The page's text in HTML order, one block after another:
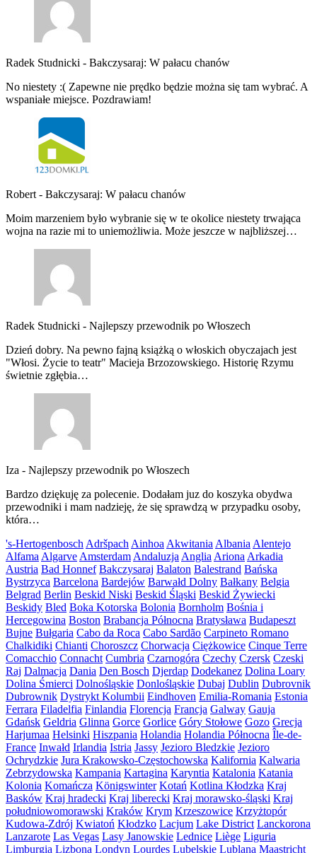
Radek Studnicki - Bakczysaraj: W pałacu chanów
No niestety :( Zapewne nie prędko będzie można się tam wybrać. A
wspaniałe miejsce. Pozdrawiam!
Robert - Bakczysaraj: W pałacu chanów
Moim marzeniem było wybranie się w te okolice niestety trwająca
wojna na razie mi to uniemożliwia. Może jeszcze w najbliższej…
Radek Studnicki - Najlepszy przewodnik po Włoszech
Dzień dobry. Na pewno fajną książką o włoskich obyczajach jest
"Włosi. Życie to teatr" Macieja Brzozowskiego. Historię Rzymu
świetnie zgłębia…
Iza - Najlepszy przewodnik po Włoszech
Bardzo dziękuję za polecenie. Dodałam juz do koszyka obydwa
przewodniki i mam nadzieję, że się sprawdzą w przypadku osoby,
która…
's-Hertogenbosch Adršpach Ainhoa Akwitania Albania Alentejo
Alfama Algarve Amsterdam Andaluzja Anglia Ariona Arkadia
Austria Bad Honnef Bakczysaraj Balaton Balestrand Bańska
Bystrzyca Barcelona Bardejów Barwałd Dolny Bałkany Belgia
Belgrad Berlin Beskid Niski Beskid Śląski Beskid Żywiecki
Beskidy Bled Boka Kotorska Bolonia Bornholm Bośnia i
Hercegowina Boston Brabancja Północna Bratysława Budapeszt
Bujne Bułgaria Cabo da Roca Cabo Sardão Carpineto Romano
Chalkidiki Chianti Choroszcz Chorwacja Ciężkowice Cinque Terre
Comacchio Connacht Cumbria Czarnogóra Czechy Czersk Czeski
Raj Dalmacja Dania Den Bosch Djerdap Dodekanez Dolina Loary
Dolina Śmierci Dolnośląskie Donlośląskie Dubaj Dublin Dubrovnik
Dubrownik Dystrykt Kolumbii Eindhoven Emilia-Romania Estonia
Ferrara Filadelfia Finlandia Florencja Francja Galway Gauja
Gdańsk Geldria Glinna Gorce Gorlice Góry Stołowe Gozo Grecja
Harjumaa Helsinki Hiszpania Holandia Holandia Północna Île-de-
France Inwałd Irlandia Istria Jassy Jezioro Bledzkie Jezioro
Ochrydzkie Jura Krakowsko-Częstochowska Kalifornia Kalwaria
Zebrzydowska Kampania Kartagina Karyntia Katalonia Katania
Kolonia Komańcza Königswinter Kotań Kotlina Kłodzka Kraj
Basków Kraj hradecki Kraj liberecki Kraj morawsko-śląski Kraj
południowomorawski Kraków Krym Krzeszowice Krzyżtopór
Kudowa-Zdrój Kwiatoń Kłodzko Lacjum Lake District Lanckorona
Lanzarote Las Vegas Lasy Janowskie Lednice Liège Liguria
Limburgia Lizbona Londyn Lourdes Lubelskie Lublana Maastricht